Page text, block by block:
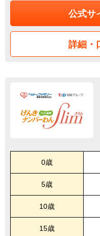
公式サ
詳細・
0歳
5歳
10歳
15歳